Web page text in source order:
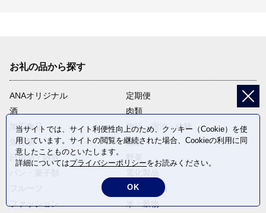
お礼の品から探す
ANAオリジナル
定期便
酒
肉類
加工食品
旅行・宿泊・体験
魚介類
麺類
日用品・雑貨
卵・乳製品
当サイトでは、サイト利便性向上のため、クッキー（Cookie）を使
用しています。サイトの閲覧を継続された場合、Cookieの利用に同
意したことものといたします。
詳細についてはプライバシーポリシーをお読みください。
OK